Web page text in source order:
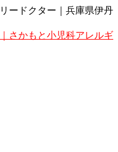
ードクター｜兵庫県伊丹